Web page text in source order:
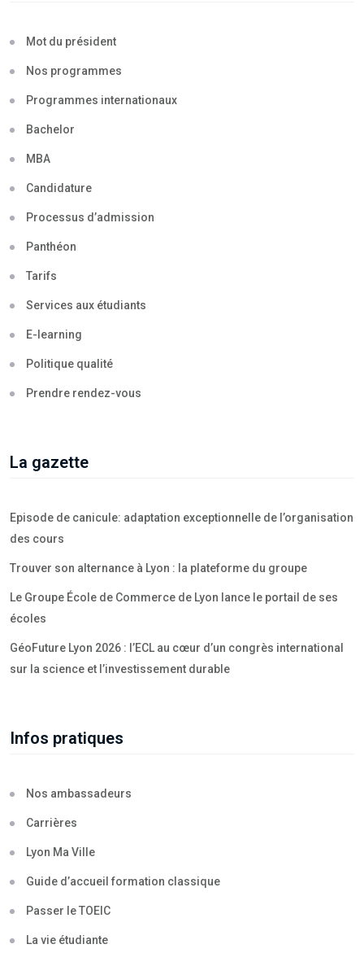
Mot du président
Nos programmes
Programmes internationaux
Bachelor
MBA
Candidature
Processus d’admission
Panthéon
Tarifs
Services aux étudiants
E-learning
Politique qualité
Prendre rendez-vous
La gazette
Episode de canicule: adaptation exceptionnelle de l’organisation
des cours
Trouver son alternance à Lyon : la plateforme du groupe
Le Groupe École de Commerce de Lyon lance le portail de ses
écoles
GéoFuture Lyon 2026 : l’ECL au cœur d’un congrès international
sur la science et l’investissement durable
Infos pratiques
Nos ambassadeurs
Carrières
Lyon Ma Ville
Guide d’accueil formation classique
Passer le TOEIC
La vie étudiante